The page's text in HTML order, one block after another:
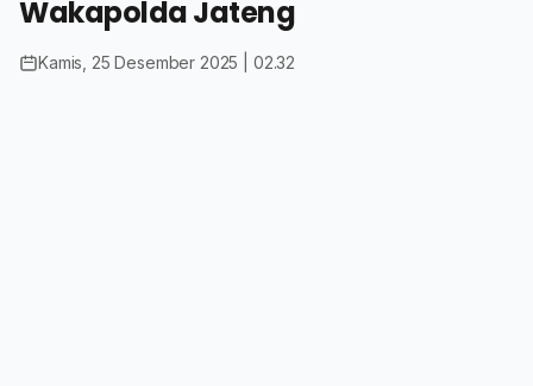
Wakapolda Jateng
Kamis, 25 Desember 2025 | 02.32